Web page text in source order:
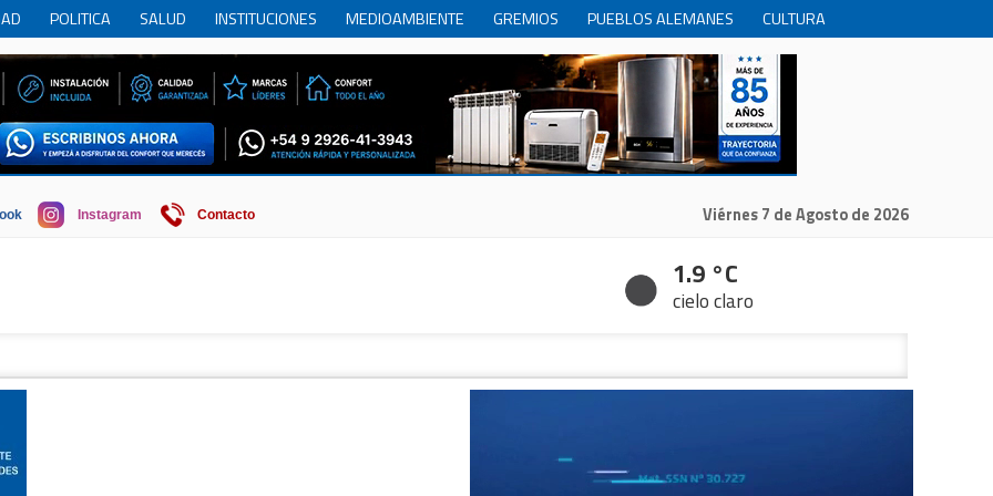
POLITICA SALUD INSTITUCIONES MEDIOAMBIENTE GREMIOS PUEBLOS ALEMANES
CULTURA
REGION SOCIEDAD ECONOMIA HISTORIA HUMOR INTERNACIONALES PRODUCCION
Viérnes 7 de Agosto de 2026
Instagram Contacto
1.9 °C
cielo claro